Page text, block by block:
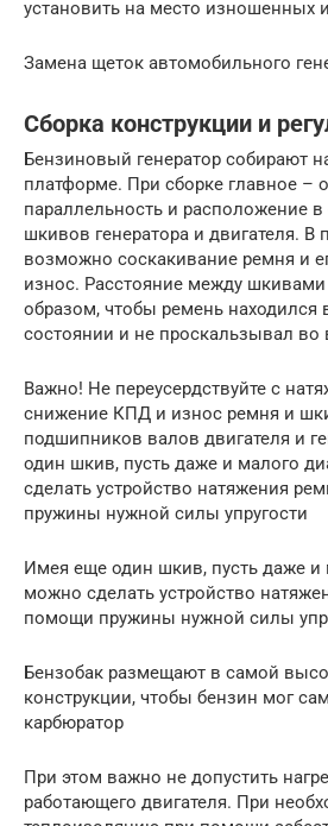
установить на место изношенных
Замена щеток автомобильного
Сборка конструкции и
Бензиновый генератор собирают
платформе. При сборке главное –
параллельность и расположение
шкивов генератора и двигателя. В
возможно соскакивание ремня и
износ. Расстояние между
образом, чтобы ремень находился
состоянии и не проскальзывал во
Важно! Не переусердствуйте с
снижение КПД и износ ремня и
подшипников валов двигателя и
один шкив, пусть даже и малого
сделать устройство натяжения
пружины нужной силы упругости
Имея еще один шкив, пусть даже и
можно сделать устройство
помощи пружины нужной силы
Бензобак размещают в самой
конструкции, чтобы бензин мог
карбюратор
При этом важно не допустить
работающего двигателя. При